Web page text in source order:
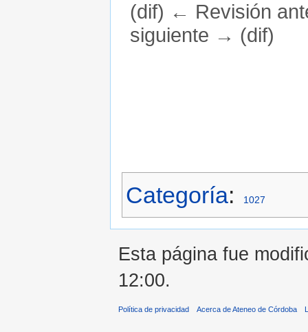
(dif) ← Revisión
siguiente → (dif)
Categoría: 1027
Esta página fue
12:00.
Política de privacidad Acerca de Ateneo de Córdoba